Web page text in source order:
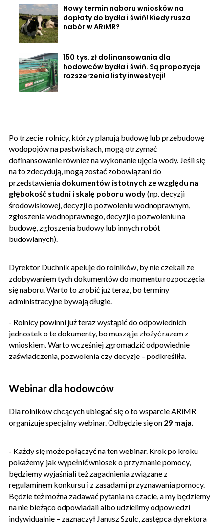
Nowy termin naboru wniosków na
dopłaty do bydła i świń! Kiedy rusza
nabór w ARiMR?
150 tys. zł dofinansowania dla
hodowców bydła i świń. Są propozycje
rozszerzenia listy inwestycji!
Po trzecie, rolnicy, którzy planują budowę lub przebudowę
wodopojów na pastwiskach, mogą otrzymać
dofinansowanie również na wykonanie ujęcia wody. Jeśli się
na to zdecydują, mogą zostać zobowiązani do
przedstawienia dokumentów istotnych ze względu na
głębokość studni i skalę poboru wody(np. decyzji
środowiskowej, decyzji o pozwoleniu wodnoprawnym,
zgłoszenia wodnoprawnego, decyzji o pozwoleniu na
budowę, zgłoszenia budowy lub innych robót
budowlanych).
Dyrektor Duchnik apeluje do rolników, by nie czekali ze
zdobywaniem tych dokumentów do momentu rozpoczęcia
się naboru. Warto to zrobić już teraz, bo terminy
administracyjne bywają długie.
- Rolnicy powinni już teraz wystąpić do odpowiednich
jednostek o te dokumenty, bo muszą je złożyć razem z
wnioskiem. Warto wcześniej zgromadzić odpowiednie
zaświadczenia, pozwolenia czy decyzje – podkreśliła.
Webinar dla hodowców
Dla rolników chcących ubiegać się o to wsparcie ARiMR
organizuje specjalny webinar. Odbędzie się on 29 maja.
- Każdy się może połączyć na ten webinar. Krok po kroku
pokażemy, jak wypełnić wniosek o przyznanie pomocy,
będziemy wyjaśniali też zagadnienia związane z
regulaminem konkursu i z zasadami przyznawania pomocy.
Będzie też można zadawać pytania na czacie, a my będziemy
na nie bieżąco odpowiadali albo udzielimy odpowiedzi
indywidualnie – zaznaczył Janusz Szulc, zastępca dyrektora